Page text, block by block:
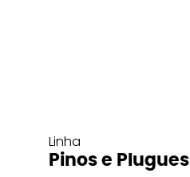
Linha
Pinos e Plugues